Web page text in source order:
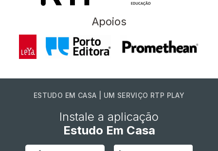
Apoios
ESTUDO EM CASA | UM SERVIÇO RTP PLAY
Instale a aplicação
Estudo Em Casa